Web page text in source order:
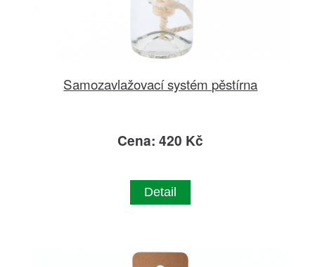
Samozavlažovací systém pěstírna
Cena: 420 Kč
Detail